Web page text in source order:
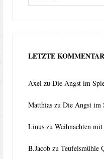
LETZTE
Axel zuDie Angst im
Matthias zuDie Angst im
Linus zuWeihnachten
B.Jacob zuTeufelsmühle